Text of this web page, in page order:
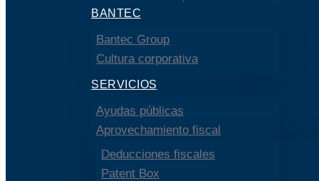
BANTEC
Bantec Group
Cultura corporativa
SERVICIOS
Ayudas públicas
Aprovechamiento fiscal
Deducciones fiscales
Patent Box